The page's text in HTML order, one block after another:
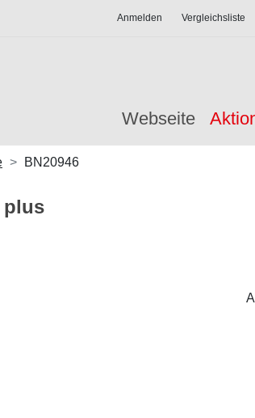
Anmelden Vergleichsliste
Webseite
BN20946
plus